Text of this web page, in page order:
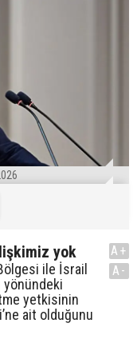
yok
ile İsrail
yönündeki
yetkisinin
ait olduğunu
A+
A-